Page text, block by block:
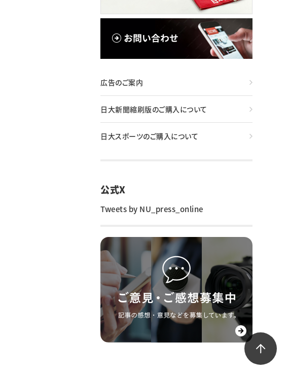
広告のご案内
日大新聞縮刷版のご購入について
日大スポーツのご購入について
公式X
Tweets by NU_press_online